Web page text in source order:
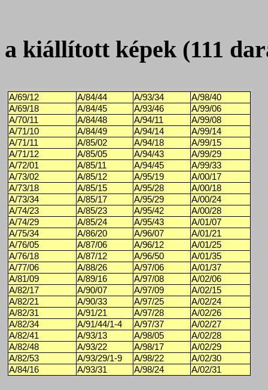
a kiállított képek (111
A/69/12 A/84/44 A/93/34
A/98/40
A/69/18
A/84/45 A/93/46
A/99/06
A/70/11
A/84/48 A/94/11
A/99/08
A/71/10
A/84/49 A/94/14
A/99/14
A/71/11
A/85/02 A/94/18
A/99/15
A/71/12
A/85/05 A/94/43
A/99/29
A/72/01
A/85/11 A/94/45
A/99/33
A/73/02
A/85/12 A/95/19
A/00/17
A/73/18
A/85/15 A/95/28
A/00/18
A/73/34
A/85/17 A/95/29
A/00/24
A/74/23
A/85/23 A/95/42
A/00/28
A/74/29
A/85/24 A/95/43
A/01/07
A/75/34
A/86/20 A/96/07
A/01/21
A/76/05
A/87/06 A/96/12
A/01/25
A/76/18
A/87/12 A/96/50
A/01/35
A/77/06
A/88/26 A/97/06
A/01/37
A/81/09
A/89/16 A/97/08
A/02/06
A/82/17
A/90/07 A/97/09
A/02/15
A/82/21
A/90/33 A/97/25
A/02/24
A/82/31
A/91/21 A/97/28
A/02/26
A/82/34
A/91/44/1-4 A/97/37
A/02/27
A/82/41
A/93/13 A/98/05
A/02/28
A/82/48
A/93/22 A/98/17
A/02/29
A/82/53
A/93/29/1-9 A/98/22
A/02/30
A/84/16
A/93/31 A/98/24 A/02/31